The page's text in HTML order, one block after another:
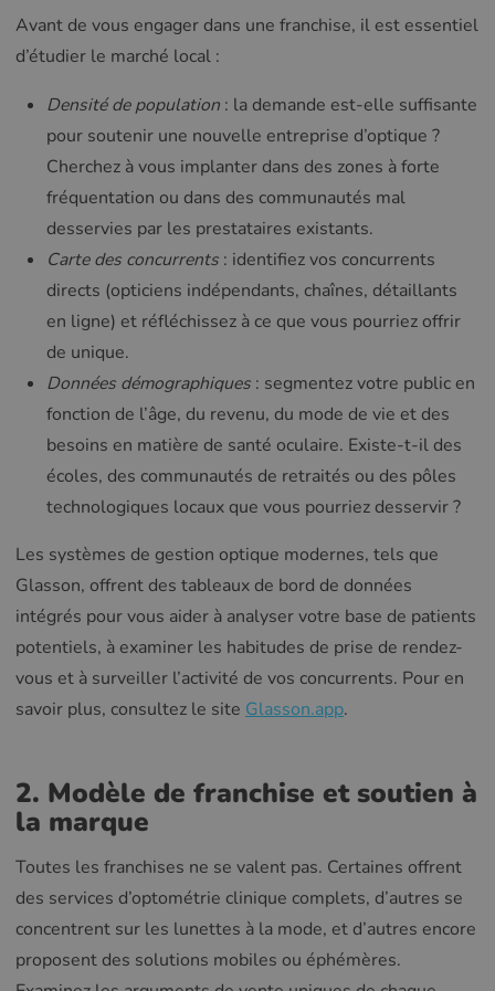
Avant de vous engager dans une franchise, il est essentiel
d’étudier le marché local :
Densité de population : la demande est-elle suffisante
pour soutenir une nouvelle entreprise d’optique ?
Cherchez à vous implanter dans des zones à forte
fréquentation ou dans des communautés mal
desservies par les prestataires existants.
Carte des concurrents : identifiez vos concurrents
directs (opticiens indépendants, chaînes, détaillants
en ligne) et réfléchissez à ce que vous pourriez offrir
de unique.
Données démographiques : segmentez votre public en
fonction de l’âge, du revenu, du mode de vie et des
besoins en matière de santé oculaire. Existe-t-il des
écoles, des communautés de retraités ou des pôles
technologiques locaux que vous pourriez desservir ?
Les systèmes de gestion optique modernes, tels que
Glasson, offrent des tableaux de bord de données
intégrés pour vous aider à analyser votre base de patients
potentiels, à examiner les habitudes de prise de rendez-
vous et à surveiller l’activité de vos concurrents. Pour en
savoir plus, consultez le site Glasson.app.
2. Modèle de franchise et soutien à
la marque
Toutes les franchises ne se valent pas. Certaines offrent
des services d’optométrie clinique complets, d’autres se
concentrent sur les lunettes à la mode, et d’autres encore
proposent des solutions mobiles ou éphémères.